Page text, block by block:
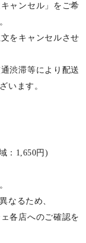
ャンセル」をご希
をキャンセルさせ
渋滞等により配送
います。
：1,650円)
なるため、
各店へのご確認を